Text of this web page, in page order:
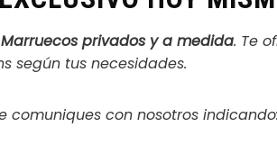
privados y a medida. Te
según tus necesidades.
comuniques con nosotros indicando: